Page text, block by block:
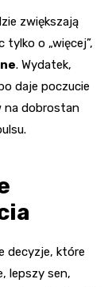
zwiększają
o „więcej”,
. Wydatek,
daje poczucie
na dobrostan
decyzje, które
lepszy sen,